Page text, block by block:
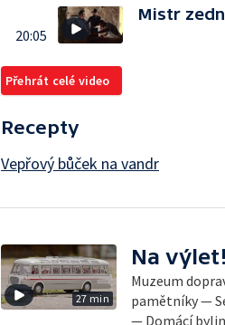
20:05
Mistr
Přehrát celé video
Recepty
Vepřový bůček na vandr
27 min
Na výlet!
Muzeum
pamětníky —
— Domácí